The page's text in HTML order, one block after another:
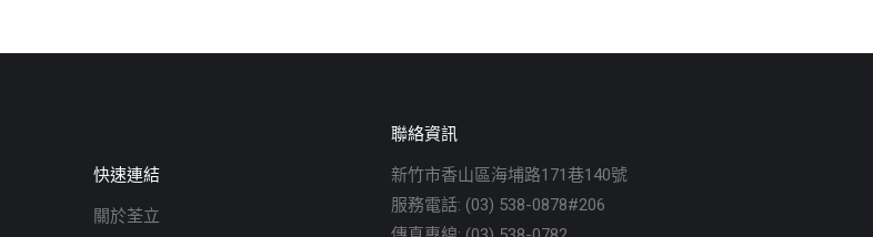
快速連結
關於荃立
聯絡資訊
新竹市香山區海埔路171巷140號
服務電話: (03) 538-0878#206